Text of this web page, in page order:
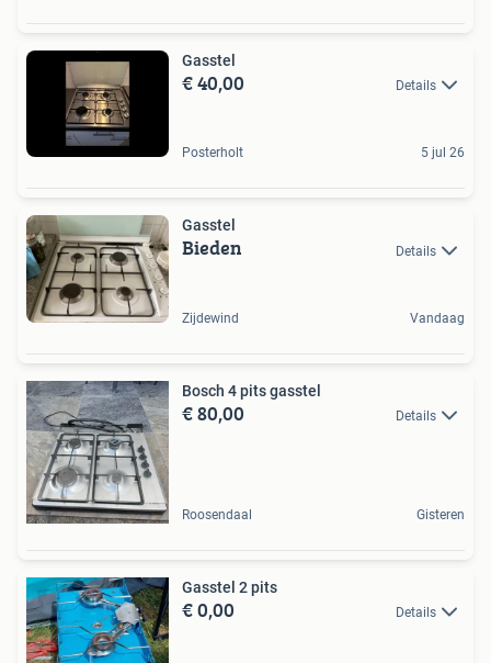
Gasstel
€ 40,00 Details
Posterholt 5 jul 26
Gasstel
Bieden Details
Zijdewind Vandaag
Bosch 4 pits gasstel
€ 80,00 Details
Roosendaal Gisteren
Gasstel 2 pits
€ 0,00 Details